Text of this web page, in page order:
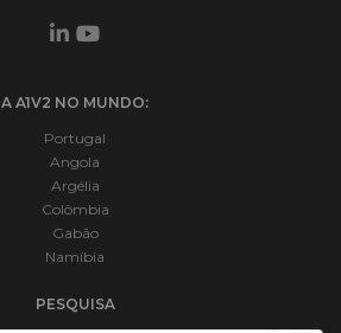
A A1V2 NO MUNDO:
Portugal
Angola
Argélia
Colômbia
Gabão
Namíbia
PESQUISA